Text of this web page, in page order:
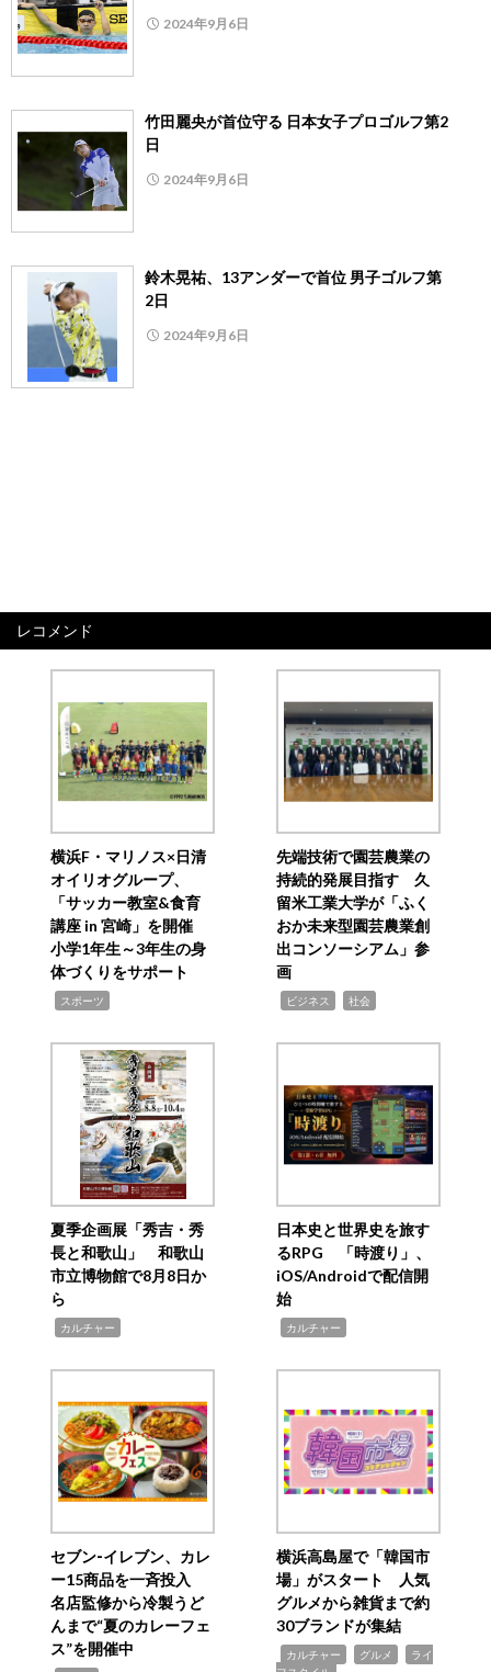
2024年9月6日
竹田麗央が首位守る 日本女子プロゴルフ第2
日
2024年9月6日
鈴木晃祐、13アンダーで首位 男子ゴルフ第
2日
2024年9月6日
レコメンド
横浜F・マリノス×日清
オイリオグループ、
「サッカー教室&食育
講座 in 宮崎」を開催
小学1年生～3年生の身
体づくりをサポート
スポーツ
先端技術で園芸農業の
持続的発展目指す 久
留米工業大学が「ふく
おか未来型園芸農業創
出コンソーシアム」参
画
ビジネス 社会
夏季企画展「秀吉・秀
長と和歌山」 和歌山
市立博物館で8月8日か
ら
カルチャー
日本史と世界史を旅す
るRPG 「時渡り」、
iOS/Androidで配信開
始
カルチャー
セブン‐イレブン、カレ
ー15商品を一斉投入
名店監修から冷製うど
んまで“夏のカレーフェ
ス”を開催中
横浜高島屋で「韓国市
場」がスタート 人気
グルメから雑貨まで約
30ブランドが集結
カルチャー グルメ
ライ